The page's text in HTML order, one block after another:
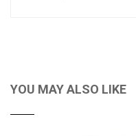
YOU MAY ALSO LIKE